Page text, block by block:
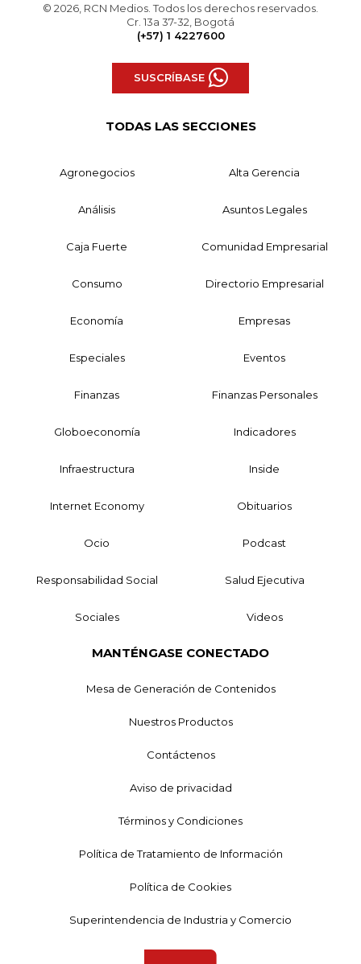
© 2026, RCN Medios. Todos los derechos reservados.
Cr. 13a 37-32, Bogotá
(+57) 1 4227600
SUSCRÍBASE
TODAS LAS SECCIONES
Agronegocios Alta Gerencia
Análisis Asuntos Legales
Caja Fuerte Comunidad Empresarial
Consumo Directorio Empresarial
Economía Empresas
Especiales Eventos
Finanzas Finanzas Personales
Globoeconomía Indicadores
Infraestructura Inside
Internet Economy Obituarios
Ocio Podcast
Responsabilidad Social Salud Ejecutiva
Sociales Videos
MANTÉNGASE CONECTADO
Mesa de Generación de Contenidos
Nuestros Productos
Contáctenos
Aviso de privacidad
Términos y Condiciones
Política de Tratamiento de Información
Política de Cookies
Superintendencia de Industria y Comercio